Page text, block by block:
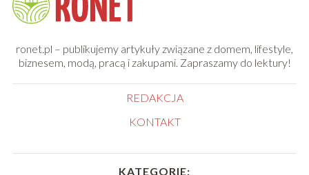
ronet.pl – publikujemy artykuły związane z domem, lifestyle,
biznesem, modą, pracą i zakupami. Zapraszamy do lektury!
REDAKCJA
KONTAKT
KATEGORIE: